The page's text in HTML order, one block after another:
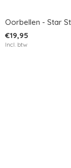
Oorbellen - Star
€19,95
Incl. btw